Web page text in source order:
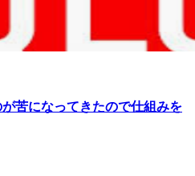
苦になってきたので仕組みを